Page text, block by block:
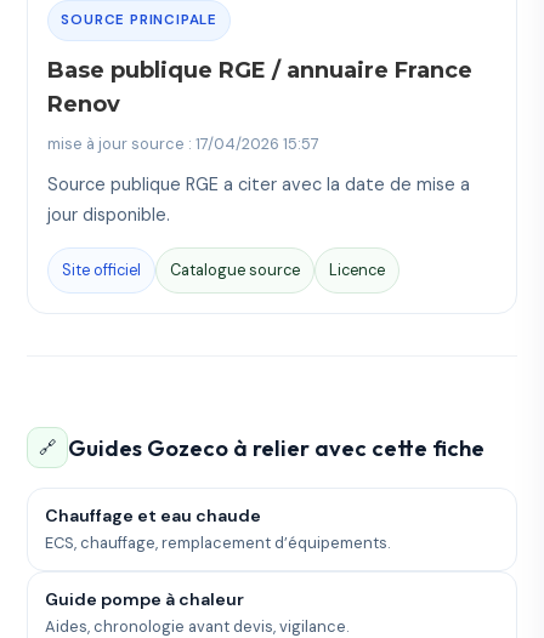
SOURCE PRINCIPALE
Base publique RGE / annuaire France
Renov
mise à jour source : 17/04/2026 15:57
Source publique RGE a citer avec la date de mise a
jour disponible.
Site officiel Catalogue source Licence
🔗 Guides Gozeco à relier avec cette fiche
Chauffage et eau chaude
ECS, chauffage, remplacement d’équipements.
Guide pompe à chaleur
Aides, chronologie avant devis, vigilance.